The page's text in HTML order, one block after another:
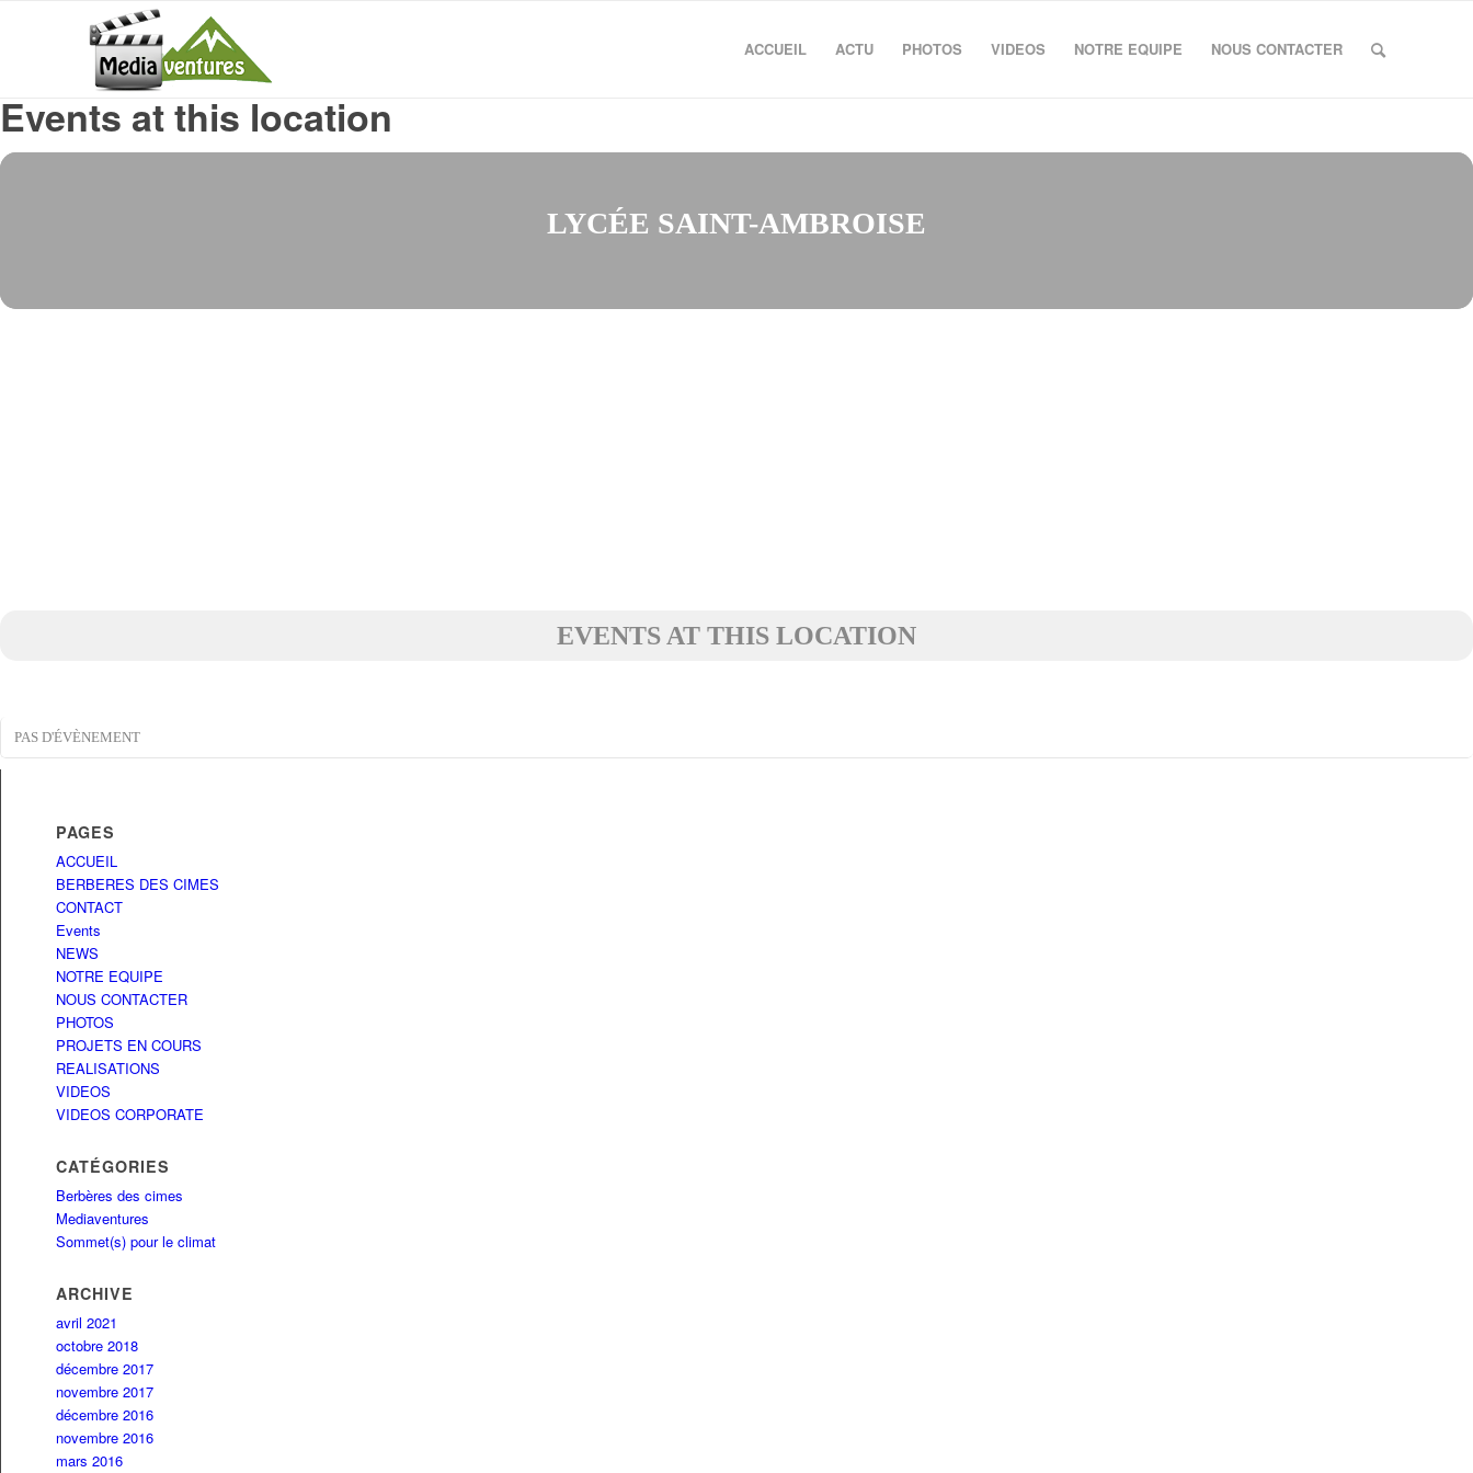
ACCUEIL ACTU PHOTOS VIDEOS NOTRE EQUIPE NOUS CONTACTER
Events at this location
LYCÉE SAINT-AMBROISE
EVENTS AT THIS LOCATION
PAS D'ÉVÈNEMENT
PAGES
ACCUEIL
BERBERES DES CIMES
CONTACT
Events
NEWS
NOTRE EQUIPE
NOUS CONTACTER
PHOTOS
PROJETS EN COURS
REALISATIONS
VIDEOS
VIDEOS CORPORATE
CATÉGORIES
Berbères des cimes
Mediaventures
Sommet(s) pour le climat
ARCHIVE
avril 2021
octobre 2018
décembre 2017
novembre 2017
décembre 2016
novembre 2016
mars 2016